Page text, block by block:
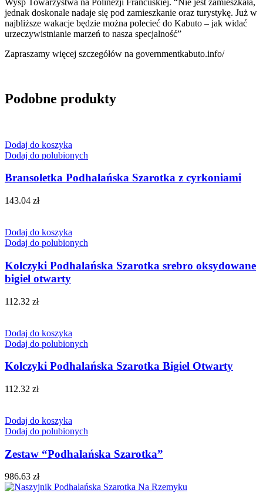
jednak doskonale nadaje się pod zamieszkanie oraz turystykę. Już w
najbliższe wakacje będzie można polecieć do Kabuto – jak widać
urzeczywistnianie marzeń to nasza specjalność”
Zapraszamy więcej szczegółów na governmentkabuto.info/
Podobne produkty
Dodaj do koszyka
Dodaj do polubionych
Bransoletka Podhalańska Szarotka z cyrkoniami
143.04 zł
Dodaj do koszyka
Dodaj do polubionych
Kolczyki Podhalańska Szarotka srebro oksydowane
bigiel otwarty
112.32 zł
Dodaj do koszyka
Dodaj do polubionych
Kolczyki Podhalańska Szarotka Bigiel Otwarty
112.32 zł
Dodaj do koszyka
Dodaj do polubionych
Zestaw “Podhalańska Szarotka”
986.63 zł